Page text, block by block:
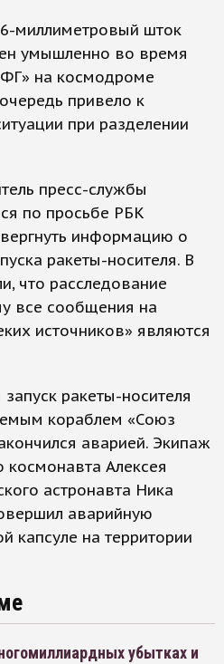
миллиметровый шток
умышленно во время
на космодроме
привело к
при разделении
пресс-службы
по просьбе РБК
информацию о
ракеты-носителя. В
что расследование
все сообщения на
источников» являются
ракеты-носителя
кораблем «Союз
аварией. Экипаж
космонавта Алексея
астронавта Ника
аварийную
капсуле на территории
убытках и